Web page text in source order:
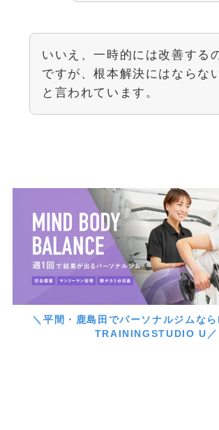
いいえ、一時的には改善する
ですが、根本解決にはならな
と言われています。
＼平間・鹿島田でパーソナルジムな
TRAININGSTUDIO U／